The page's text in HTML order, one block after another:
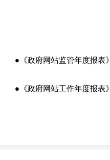
●《政府网站监管年度报表》
●《政府网站工作年度报表》